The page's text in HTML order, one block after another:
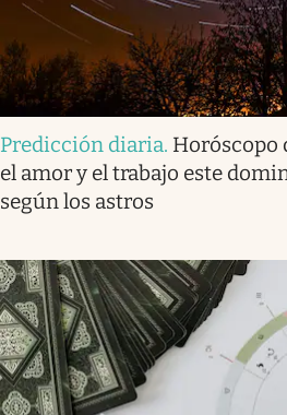
Predicción diaria. Horóscopo
el amor y el trabajo este
según los astros